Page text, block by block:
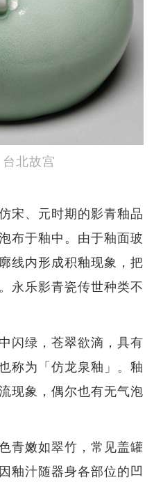
北故宫
宋、元时期的影青釉品
布于釉中。由于釉面玻
线内形成积釉现象，把
永乐影青瓷传世种类不
闪绿，苍翠欲滴，具有
称为「仿龙泉釉」。釉
现象，偶尔也有无气泡
青嫩如翠竹，常见盖罐
釉汁随器身各部位的凹